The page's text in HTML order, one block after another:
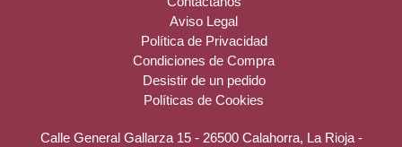
Aviso Legal
Política de Privacidad
Condiciones de Compra
Desistir de un pedido
Políticas de Cookies
Calle General Gallarza 15 - 26500 Calahorra, La Rioja -